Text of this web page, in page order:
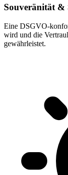
Souveränität &
Eine DSGVO-
wird und die
gewährleistet.